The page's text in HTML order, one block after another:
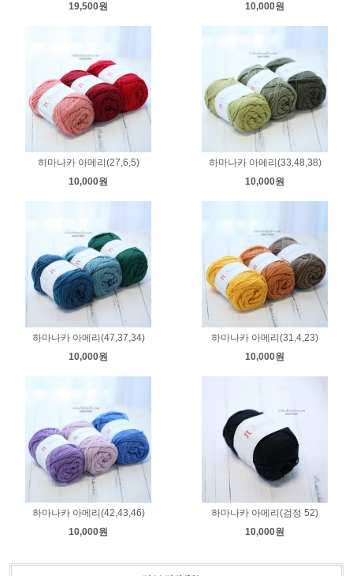
19,500원
10,000원
하마나카 아메리(27,6,5)
10,000원
하마나카 아메리(33,48,38)
10,000원
하마나카 아메리(47,37,34)
10,000원
하마나카 아메리(31,4,23)
10,000원
하마나카 아메리(42,43,46)
10,000원
하마나카 아메리(검정 52)
10,000원